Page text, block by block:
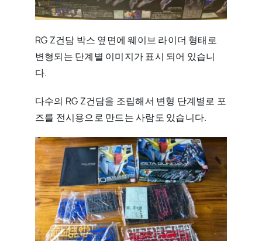
RG Z건담 박스 옆면에 웨이브 라이더 형태로
변형되는 단계별 이미지가 표시 되어 있습니
다.
다수의 RG Z건담을 조립해서 변형 단계별로 포
즈를 전시용으로 만드는 사람도 있습니다.